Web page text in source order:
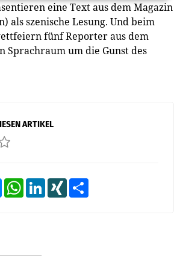
eine Text aus dem Magazin
als szenische Lesung. Und beim
fünf Reporter aus dem
Sprachraum um die Gunst des
ARTIKEL
MessengerWhatsAppLinkedInXING